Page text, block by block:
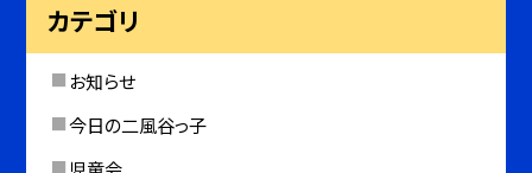
カテゴリ
お知らせ
今日の二風谷っ子
児童会